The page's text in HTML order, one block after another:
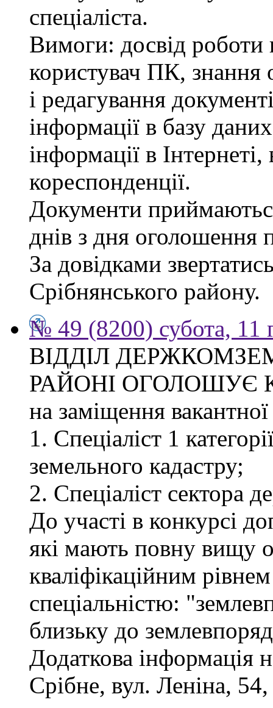
спеціаліста.
Вимоги: досвід роботи
користувач ПК, знання
і редагування
інформації в базу
інформації в
кореспонденції.
Документи
днів з дня оголошення
За довідками
Срібнянського району.
№ 49 (8200) субота, 11
ВІДДІЛ
РАЙОНІ ОГОЛОШУЄ
на заміщення вакантної
1. Спеціаліст 1
земельного кадастру;
2. Спеціаліст сектора
До участі в конкурсі
які мають повну вищу
кваліфікаційним
спеціальністю:
близьку до
Додаткова інформація
Срібне, вул. Леніна,